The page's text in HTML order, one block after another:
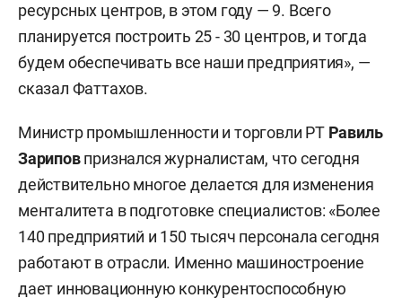
ресурсных центров, в этом году — 9. Всего
планируется построить 25 - 30 центров, и тогда
будем обеспечивать все наши предприятия», —
сказал Фаттахов.
Министр промышленности и торговли РТ Равиль
Зариповпризнался журналистам, что сегодня
действительно многое делается для изменения
менталитета в подготовке специалистов: «Более
140 предприятий и 150 тысяч персонала сегодня
работают в отрасли. Именно машиностроение
дает инновационную конкурентоспособную